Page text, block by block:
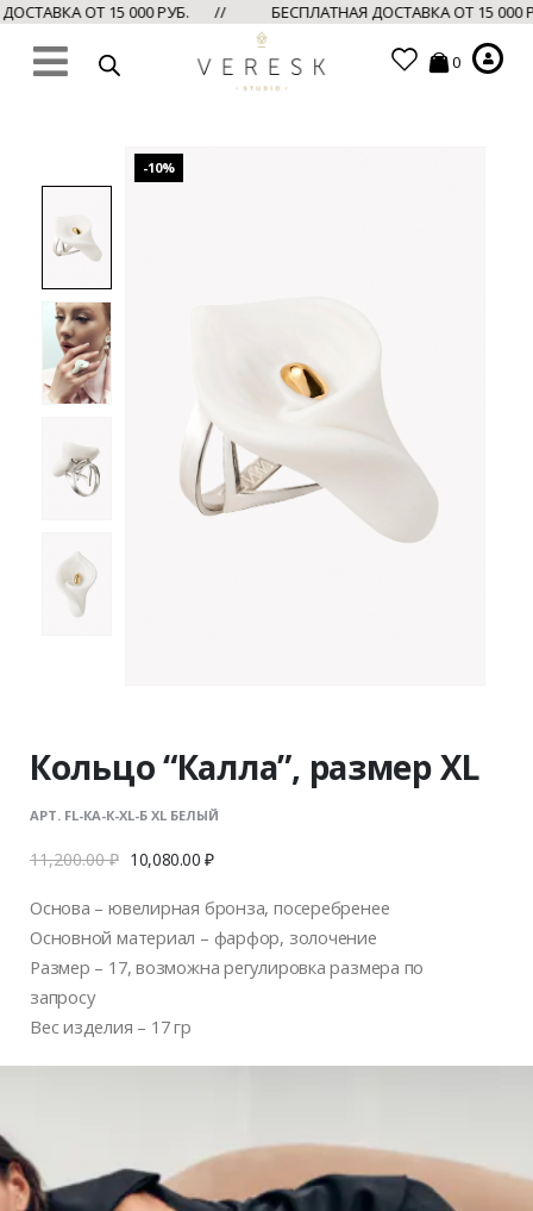
ОТ 15 000 РУБ. // БЕСПЛАТНАЯ ДОСТАВКА ОТ 15
0
-10%
Кольцо “Калла”, размер XL
АРТ. FL-КА-К-ХL-Б XL БЕЛЫЙ
11,200.00₽ 10,080.00 ₽
Основа – ювелирная бронза, посеребренее
Основной материал – фарфор, золочение
Размер – 17, возможна регулировка размера по
запросу
Вес изделия – 17 гр
букетах невесты, символизируя таким образом
искренние и взаимные отношения в паре. Согласно
одной из примет, каллы должны оберегать невесту от